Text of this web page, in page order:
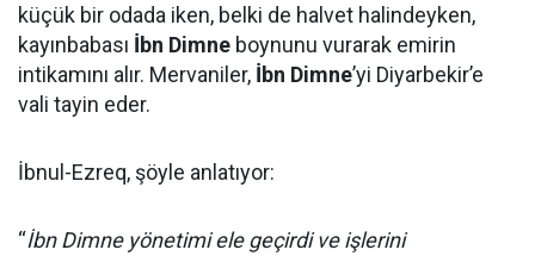
küçük bir odada iken, belki de halvet halindeyken,
kayınbabası İbn Dimne boynunu vurarak emirin
intikamını alır. Mervaniler, İbn Dimne’yi Diyarbekir’e
vali tayin eder.
İbnul-Ezreq, şöyle anlatıyor:
“İbn Dimne yönetimi ele geçirdi ve işlerini